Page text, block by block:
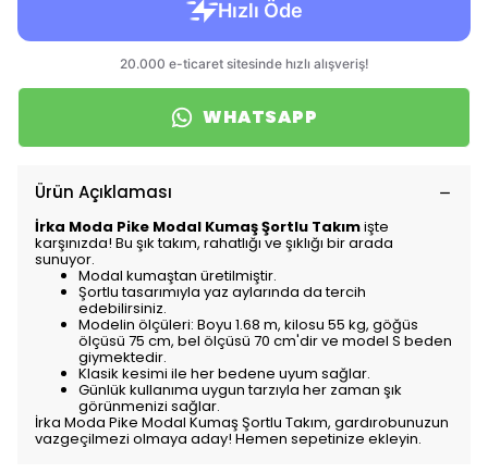
WHATSAPP
Ürün Açıklaması
İrka Moda Pike Modal Kumaş Şortlu Takımişte
karşınızda! Bu şık takım, rahatlığı ve şıklığı bir arada
sunuyor.
Modal kumaştan üretilmiştir.
Şortlu tasarımıyla yaz aylarında da tercih
edebilirsiniz.
Modelin ölçüleri: Boyu 1.68 m, kilosu 55 kg, göğüs
ölçüsü 75 cm, bel ölçüsü 70 cm'dir ve model S beden
giymektedir.
Klasik kesimi ile her bedene uyum sağlar.
Günlük kullanıma uygun tarzıyla her zaman şık
görünmenizi sağlar.
İrka Moda Pike Modal Kumaş Şortlu Takım, gardırobunuzun
vazgeçilmezi olmaya aday! Hemen sepetinize ekleyin.